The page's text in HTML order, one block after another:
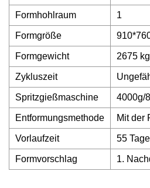
Formhohlraum 1
Formgröße
Formgewicht 2675 kg
Zykluszeit
Spritzgießmaschine 4000g/
Entformungsmethode Mit der
Vorlaufzeit 55 Tage
Formvorschlag 1.